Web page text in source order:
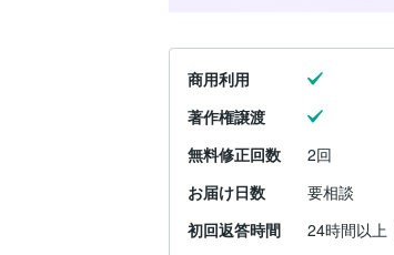
商用利用
著作権譲渡
無料修正回数
2回
お届け日数
要相談
初回返答時間
24時間以上